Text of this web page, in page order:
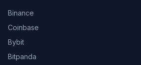
Binance
Coinbase
Bybit
Bitpanda